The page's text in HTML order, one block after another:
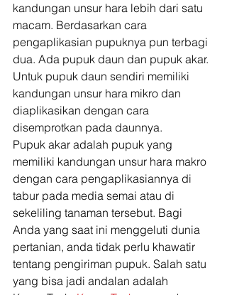
kandungan unsur hara lebih dari satu
macam. Berdasarkan cara
pengaplikasian pupuknya pun terbagi
dua. Ada pupuk daun dan pupuk akar.
Untuk pupuk daun sendiri memiliki
kandungan unsur hara mikro dan
diaplikasikan dengan cara
disemprotkan pada daunnya.
Pupuk akar adalah pupuk yang
memiliki kandungan unsur hara makro
dengan cara pengaplikasiannya di
tabur pada media semai atau di
sekeliling tanaman tersebut. Bagi
Anda yang saat ini menggeluti dunia
pertanian, anda tidak perlu khawatir
tentang pengiriman pupuk. Salah satu
yang bisa jadi andalan adalah